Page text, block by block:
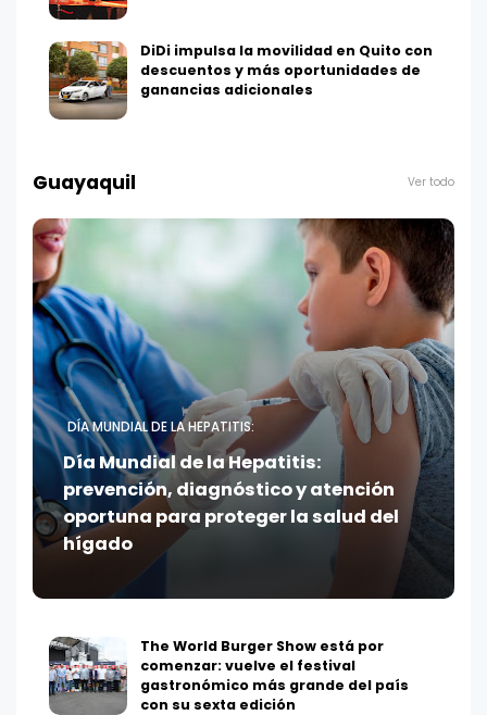
DiDi impulsa la movilidad en Quito con
descuentos y más oportunidades de
ganancias adicionales
Guayaquil Ver todo
DÍA MUNDIAL DE LA HEPATITIS:
Día Mundial de la Hepatitis:
prevención, diagnóstico y atención
oportuna para proteger la salud del
hígado
The World Burger Show está por
comenzar: vuelve el festival
gastronómico más grande del país
con su sexta edición